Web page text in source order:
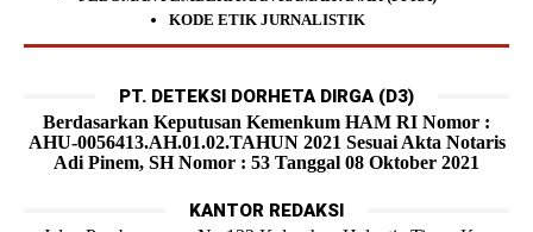
KODE ETIK JURNALISTIK
PT. DETEKSI DORHETA DIRGA (D3)
Berdasarkan Keputusan Kemenkum HAM RI Nomor :
AHU-0056413.AH.01.02.TAHUN 2021 Sesuai Akta Notaris
Adi Pinem, SH Nomor : 53 Tanggal 08 Oktober 2021
KANTOR REDAKSI